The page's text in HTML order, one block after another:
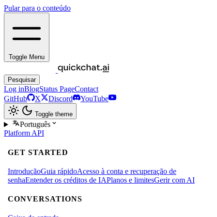
Pular para o conteúdo
Toggle Menu
Pesquisar
Log inBlogStatus PageContact
GitHub
X Discord YouTube
Toggle theme
Português
Platform API
GET STARTED
IntroduçãoGuia rápidoAcesso à conta e recuperação de
senhaEntender os créditos de IAPlanos e limitesGerir com AI
CONVERSATIONS